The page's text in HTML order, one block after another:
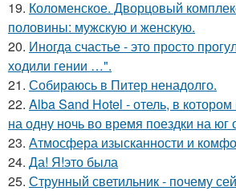
19. Коломенское. Дворцовый
половины: мужскую и женскую.
20. Иногда счастье - это просто
ходили гении …".
21. Собираюсь в Питер ненадолго.
22. Alba Sand Hotel - отель, в
на одну ночь во время поездки на юг
23. Атмосфера изысканности и
24. Да! Я!это была
25. Струнный светильник - почему